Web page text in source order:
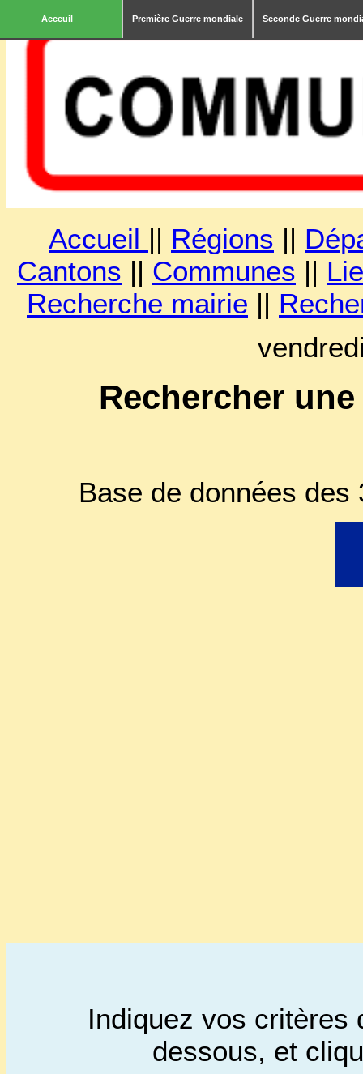
Acceuil Première Guerre mondiale Seconde Guerre
Accueil || Régions ||
Cantons || Communes ||
Recherche mairie ||
Rechercher
Base de données
Indiquez vos critères
dessous, et